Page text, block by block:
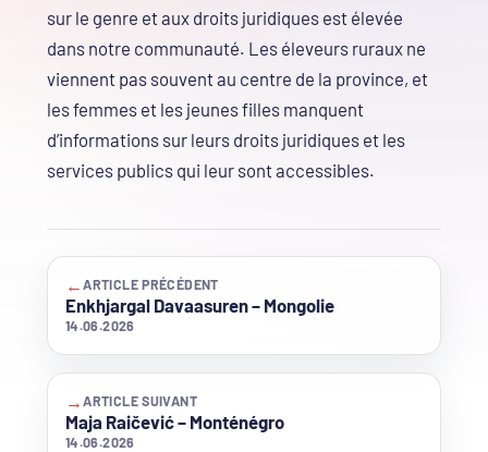
sur le genre et aux droits juridiques est élevée
dans notre communauté. Les éleveurs ruraux ne
viennent pas souvent au centre de la province, et
les femmes et les jeunes filles manquent
d’informations sur leurs droits juridiques et les
services publics qui leur sont accessibles.
←ARTICLE PRÉCÉDENT
Enkhjargal Davaasuren – Mongolie
14.06.2026
→ARTICLE SUIVANT
Maja Raičević – Monténégro
14.06.2026